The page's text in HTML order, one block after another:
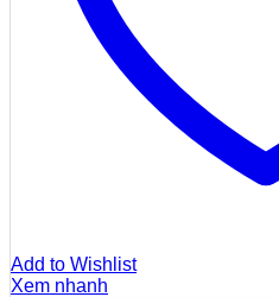
Add to Wishlist
Xem nhanh